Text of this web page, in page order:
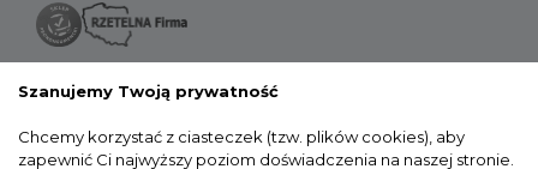
Szanujemy Twoją prywatność
Chcemy korzystać z ciasteczek (tzw. plików cookies), aby
zapewnić Ci najwyższy poziom doświadczenia na naszej stronie.